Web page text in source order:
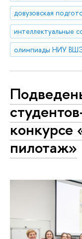
довузовская
интеллектуальные
олимпиады НИУ
конкурсе
пилотаж»